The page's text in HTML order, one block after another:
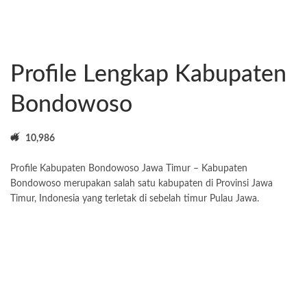
Profile Lengkap Kabupaten
Bondowoso
10,986
Profile Kabupaten Bondowoso Jawa Timur – Kabupaten
Bondowoso merupakan salah satu kabupaten di Provinsi Jawa
Timur, Indonesia yang terletak di sebelah timur Pulau Jawa.